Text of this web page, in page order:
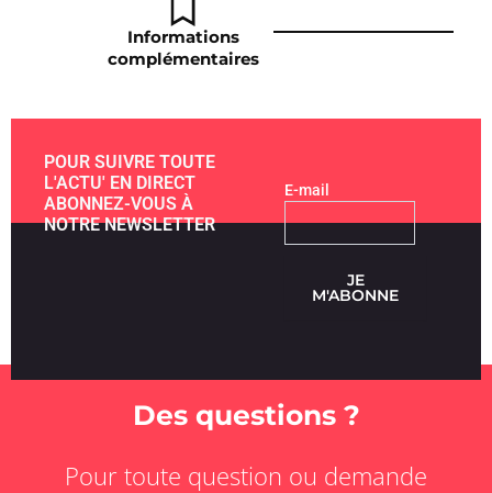
Informations
complémentaires
POUR SUIVRE TOUTE
L'ACTU' EN DIRECT
ABONNEZ-VOUS À
NOTRE NEWSLETTER
E-mail
JE
M'ABONNE
Des questions ?
Pour toute question ou demande